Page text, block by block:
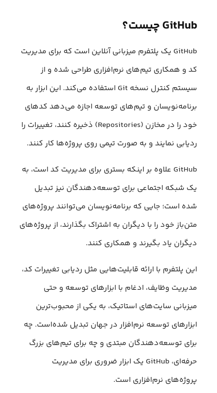
GitHub چیست؟
GitHub یک پلتفرم میزبانی آنلاین است که برای مدیریت
کد و همکاری تیم‌های نرم‌افزاری طراحی شده و از
سیستم کنترل نسخه Git استفاده می‌کند. این ابزار به
برنامه‌نویسان و تیم‌های توسعه اجازه می‌دهد کدهای
خود را در مخازن (Repositories) ذخیره کنند، تغییرات را
ردیابی نمایند و به صورت تیمی روی پروژه‌ها کار کنند.
GitHub علاوه بر اینکه بستری برای مدیریت کد است، به
یک شبکه اجتماعی برای توسعه‌دهندگان نیز تبدیل
شده است؛ جایی که برنامه‌نویسان می‌توانند پروژه‌های
متن‌باز خود را با دیگران به اشتراک بگذارند، از پروژه‌های
دیگران یاد بگیرند و همکاری کنند.
این پلتفرم با ارائه قابلیت‌هایی مثل ردیابی تغییرات کد،
مدیریت وظایف، ادغام با ابزارهای توسعه و حتی
میزبانی سایت‌های استاتیک، به یکی از محبوب‌ترین
ابزارهای توسعه نرم‌افزار در جهان تبدیل شده‌است. چه
برای توسعه‌دهندگان مبتدی و چه برای تیم‌های بزرگ
حرفه‌ای، GitHub یک ابزار ضروری برای مدیریت
پروژه‌های نرم‌افزاری است.